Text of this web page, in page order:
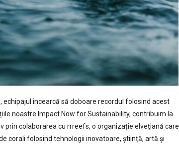
echipajul încearcă să doboare recordul folosind acest
noastre Impact Now for Sustainability, contribuim la
prin colaborarea cu rrreefs, o organizație elvețiană care
corali folosind tehnologii inovatoare, știință, artă și